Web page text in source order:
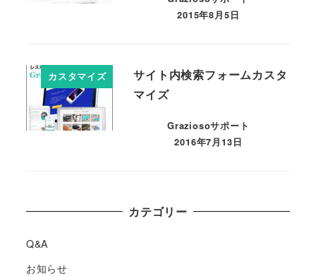
2015年8月5日
カスタマイズ
サイト内検索フォームカスタ
マイズ
Graziosoサポート
2016年7月13日
カテゴリー
Q&A
お知らせ